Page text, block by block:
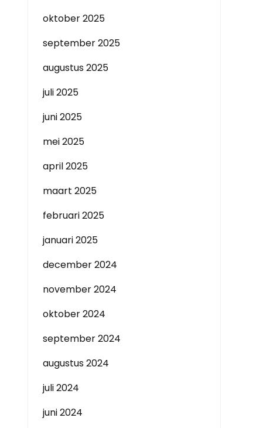
oktober 2025
september 2025
augustus 2025
juli 2025
juni 2025
mei 2025
april 2025
maart 2025
februari 2025
januari 2025
december 2024
november 2024
oktober 2024
september 2024
augustus 2024
juli 2024
juni 2024